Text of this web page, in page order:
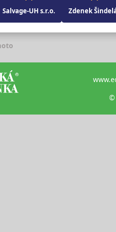
Salvage-UH s.r.o. Zdenek
©